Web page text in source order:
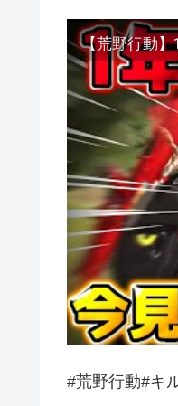
【荒野行動
#荒野行動#キ